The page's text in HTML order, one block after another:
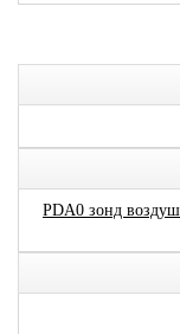
PDA0 зонд